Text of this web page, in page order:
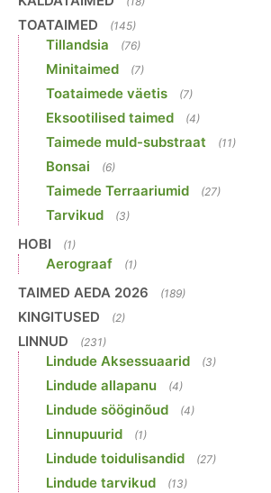
TOATAIMED (145)
Tillandsia (76)
Minitaimed (7)
Toataimede väetis (7)
Eksootilised taimed (4)
Taimede muld-substraat (11)
Bonsai (6)
Taimede Terraariumid (27)
Tarvikud (3)
HOBI (1)
Aerograaf (1)
TAIMED AEDA 2026 (189)
KINGITUSED (2)
LINNUD (231)
Lindude Aksessuaarid (3)
Lindude allapanu (4)
Lindude sööginõud (4)
Linnupuurid (1)
Lindude toidulisandid (27)
Lindude tarvikud (13)